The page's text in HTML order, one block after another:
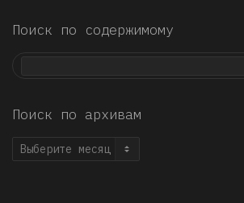
Поиск по содержимому
Поиск по архивам
Поиск